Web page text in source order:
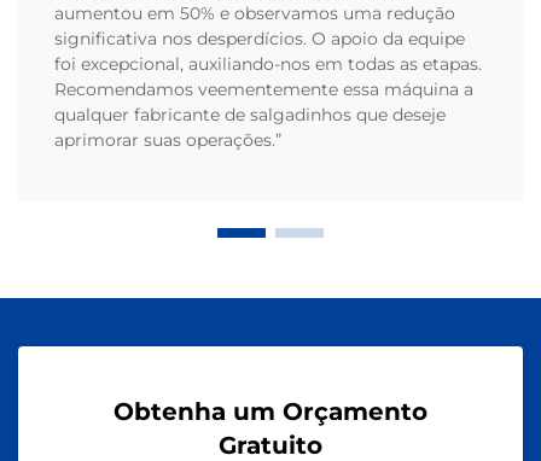
aumentou em 50% e observamos uma redução
significativa nos desperdícios. O apoio da equipe
foi excepcional, auxiliando-nos em todas as etapas.
Recomendamos veementemente essa máquina a
qualquer fabricante de salgadinhos que deseje
aprimorar suas operações.”
Obtenha um Orçamento
Gratuito